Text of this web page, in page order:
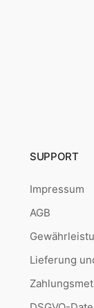
SUPPORT
Impressum
AGB
Lieferung